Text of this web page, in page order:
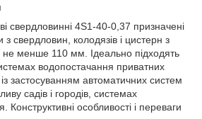
свердловинні 4S1-40-0,37 призначені
з свердловин, колодязів і цистерн з
не менше 110 мм. Ідеально підходять
водопостачання приватних
застосуванням автоматичних систем
садів і городів, системах
особливості і переваги